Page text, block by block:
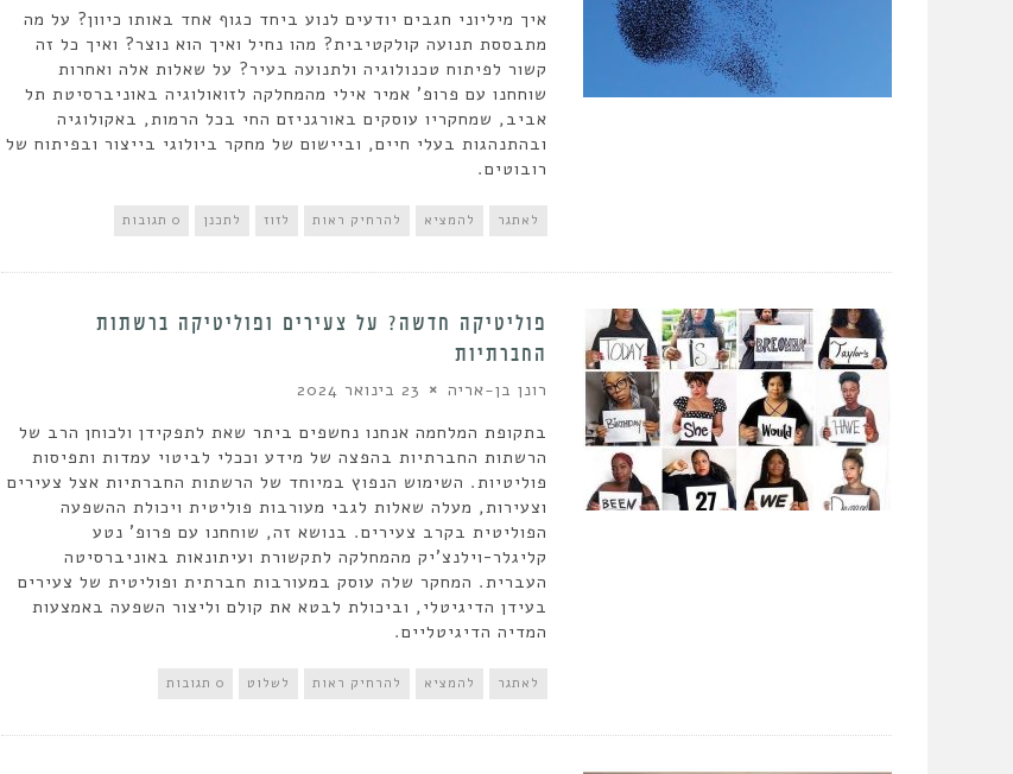
איך מיליוני חגבים יודעים לנוע ביחד כגוף אחד באותו כיוון? על מה
מתבססת תנועה קולקטיבית? מהו נחיל ואיך הוא נוצר? ואיך כל זה
קשור לפיתוח טכנולוגיה ולתנועה בעיר? על שאלות אלה ואחרות
שוחחנו עם פרופ' אמיר אילי מהמחלקה לזואולוגיה באוניברסיטת תל
אביב, שמחקריו עוסקים באורגניזם החי בכל הרמות, באקולוגיה
ובהתנהגות בעלי חיים, וביישום של מחקר ביולוגי בייצור ובפיתוח של
רובוטים.
לאתגר להמציא להרחיק ראות לזוז לתכנן 0 תגובות
פוליטיקה חדשה? על צעירים ופוליטיקה ברשתות
החברתיות
רונן בן-אריה 23 בינואר 2024
בתקופת המלחמה אנחנו נחשפים ביתר שאת לתפקידן ולכוחן הרב של
הרשתות החברתיות בהפצה של מידע וככלי לביטוי עמדות ותפיסות
פוליטיות. השימוש הנפוץ במיוחד של הרשתות החברתיות אצל צעירים
וצעירות, מעלה שאלות לגבי מעורבות פוליטית ויכולת ההשפעה
הפוליטית בקרב צעירים. בנושא זה, שוחחנו עם פרופ' נטע
קליגלר-וילנצ'יק מהמחלקה לתקשורת ועיתונאות באוניברסיטה
העברית. המחקר שלה עוסק במעורבות חברתית ופוליטית של צעירים
בעידן הדיגיטלי, וביכולת לבטא את קולם וליצור השפעה באמצעות
המדיה הדיגיטליים.
לאתגר להמציא להרחיק ראות לשלוט 0 תגובות